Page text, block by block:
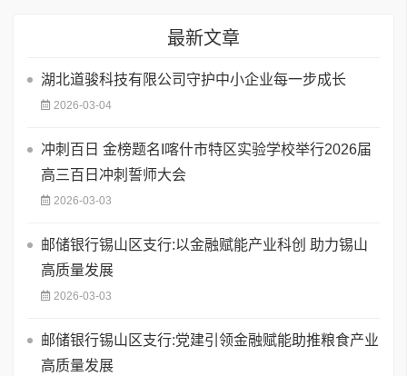
最新文章
湖北道骏科技有限公司守护中小企业每一步成长
2026-03-04
​冲刺百日 金榜题名I喀什市特区实验学校举行2026届
高三百日冲刺誓师大会
2026-03-03
邮储银行锡山区支行:以金融赋能产业科创 助力锡山
高质量发展
2026-03-03
邮储银行锡山区支行:党建引领金融赋能助推粮食产业
高质量发展